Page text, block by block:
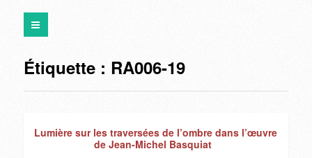
Étiquette : RA006-19
Lumière sur les traversées de l’ombre dans l’œuvre
de Jean-Michel Basquiat